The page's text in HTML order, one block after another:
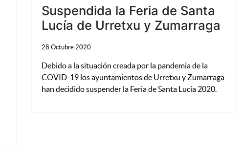
Suspendida la Feria de Santa
Lucía de Urretxu y Zumarraga
28 Octubre 2020
Debido a la situación creada por la pandemia de la
COVID-19 los ayuntamientos de Urretxu y Zumarraga
han decidido suspender la Feria de Santa Lucía 2020.